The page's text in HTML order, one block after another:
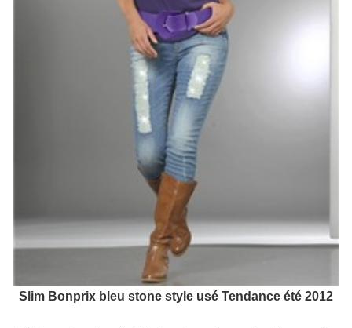
Slim Bonprix bleu stone style usé Tendance été 2012